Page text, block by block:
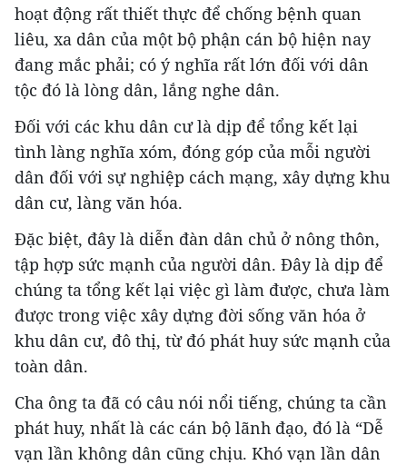
hoạt động rất thiết thực để chống bệnh quan
liêu, xa dân của một bộ phận cán bộ hiện nay
đang mắc phải; có ý nghĩa rất lớn đối với dân
tộc đó là lòng dân, lắng nghe dân.
Đối với các khu dân cư là dịp để tổng kết lại
tình làng nghĩa xóm, đóng góp của mỗi người
dân đối với sự nghiệp cách mạng, xây dựng khu
dân cư, làng văn hóa.
Đặc biệt, đây là diễn đàn dân chủ ở nông thôn,
tập hợp sức mạnh của người dân. Đây là dịp để
chúng ta tổng kết lại việc gì làm được, chưa làm
được trong việc xây dựng đời sống văn hóa ở
khu dân cư, đô thị, từ đó phát huy sức mạnh của
toàn dân.
Cha ông ta đã có câu nói nổi tiếng, chúng ta cần
phát huy, nhất là các cán bộ lãnh đạo, đó là “Dễ
vạn lần không dân cũng chịu. Khó vạn lần dân